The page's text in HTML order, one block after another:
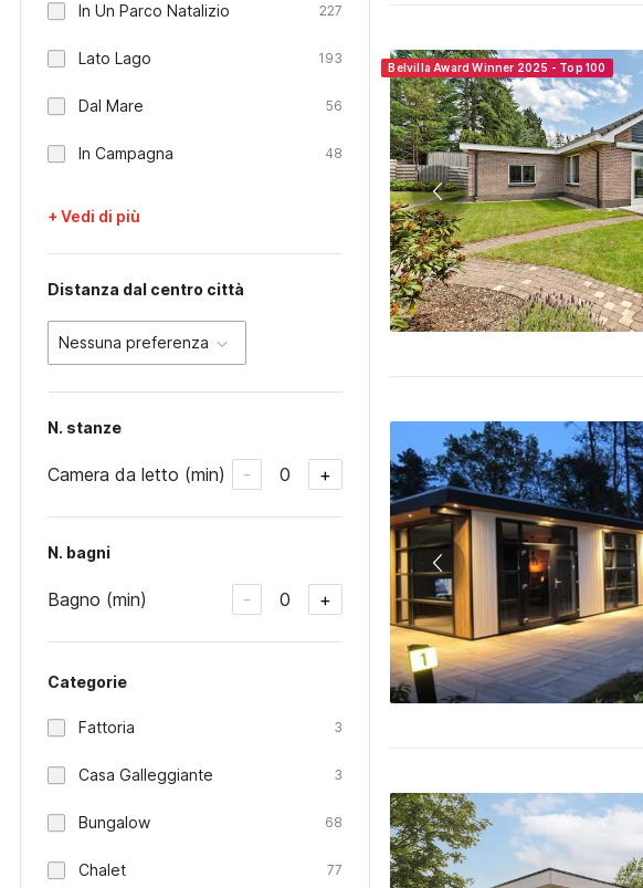
In Un Parco Natalizio 227
Lato Lago 193
Dal Mare 56
In Campagna 48
+ Vedi di più
Distanza dal centro città
Nessuna preferenza
N. stanze
Camera da letto (min) - 0 +
N. bagni
Bagno (min) - 0 +
Categorie
Fattoria 3
Casa Galleggiante 3
Bungalow 68
Chalet 77
Belvilla Award Winner 2025 - Top 100